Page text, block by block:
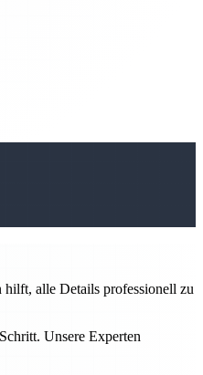
hilft, alle Details professionell zu
Unsere Experten